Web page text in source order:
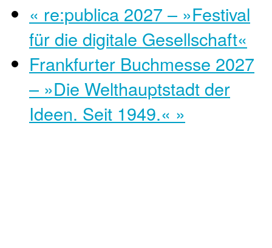
« re:publica 2027 – »Festival
für die digitale Gesellschaft«
Frankfurter Buchmesse 2027
– »Die Welthauptstadt der
Ideen. Seit 1949.« »